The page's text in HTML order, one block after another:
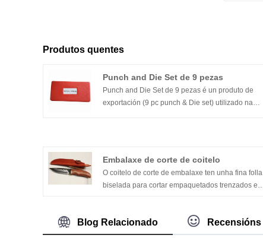
Produtos quentes
Punch and Die Set de 9 pezas
Punch and Die Set de 9 pezas é un produto de
exportación (9 pc punch & Die set) utilizado na
Embalaxe de corte de coitelo
O coitelo de corte de embalaxe ten unha fina folla
biselada para cortar empaquetados trenzados e
Blog Relacionado Recensións